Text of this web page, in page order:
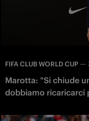
FIFA CLUB WORLD CUP —
Marotta: "Si chiude
dobbiamo ricaricarci